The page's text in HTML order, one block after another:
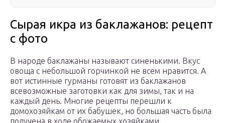
Сырая икра из баклажанов: рецепт
с фото
В народе баклажаны называют синенькими. Вкус
овоща с небольшой горчинкой не всем нравится. А
вот истинные гурманы готовят из баклажанов
всевозможные заготовки как для зимы, так и на
каждый день. Многие рецепты перешли к
домохозяйкам от их бабушек, но большая часть была
получена в ходе обожаемых хозяйками